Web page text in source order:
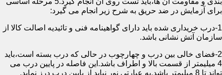
برای آزمایش در ضد حریق به شرح زیر انجام می گیرد:
1-درب خریداری شده باید دارای گواهینامه فنی و تائیدیه اصالت کالا از
سازمان آتش نشانی باشد.
2-فضای خالی بین درب و چهارچوب در حالی که درب بسته است،باید
4 میلیمتر از قسمت بالا و اطراف باشد.این فاصله در پایین درب می
تواند تا 8 میلیمتر باشد.به عبارتی نور نباید از پایین درب درز نماید.